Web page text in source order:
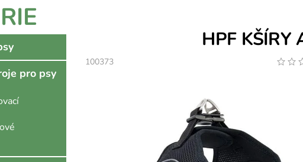
HPF KŠÍRY
100373
pro psy